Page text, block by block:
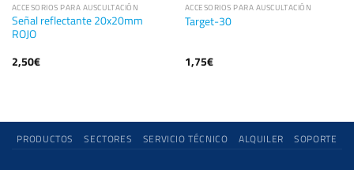
ACCESORIOS PARA AUSCULTACIÓN
Señal reflectante 20x20mm
ROJO
2,50€
ACCESORIOS PARA AUSCULTACIÓN
Target-30
1,75€
PRODUCTOS SECTORES SERVICIO TÉCNICO ALQUILER SOPORTE